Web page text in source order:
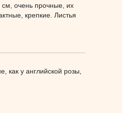
см, очень прочные, их
крепкие. Листья
как у английской розы,